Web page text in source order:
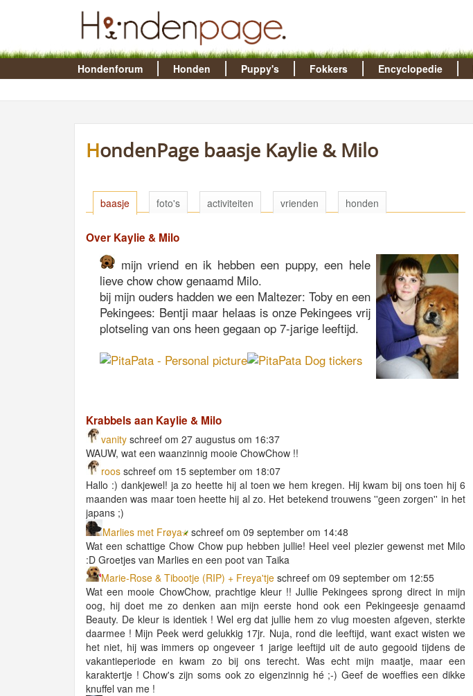
Hondenforum Honden Puppy's Fokkers Encyclopedie
HondenPage baasje Kaylie & Milo
baasje foto's activiteiten vrienden honden
Over Kaylie & Milo
mijn vriend en ik hebben een puppy, een hele
lieve chow chow genaamd Milo.
bij mijn ouders hadden we een Maltezer: Toby en een
Pekingees: Bentji maar helaas is onze Pekingees vrij
plotseling van ons heen gegaan op 7-jarige leeftijd.
Krabbels aan Kaylie & Milo
vanity schreef om 27 augustus om 16:37
WAUW, wat een waanzinnig mooie ChowChow !!
roos schreef om 15 september om 18:07
Hallo :) dankjewel! ja zo heette hij al toen we hem kregen. Hij kwam bij ons toen hij 6
maanden was maar toen heette hij al zo. Het betekend trouwens ''geen zorgen'' in het
japans ;)
Marlies met Frøya
schreef om 09 september om 14:48
Wat een schattige Chow Chow pup hebben jullie! Heel veel plezier gewenst met Milo
:D Groetjes van Marlies en een poot van Taika
Marie-Rose & Tibootje (RIP) + Freya'tje schreef om 09 september om 12:55
Wat een mooie ChowChow, prachtige kleur !! Jullie Pekingees sprong direct in mijn
oog, hij doet me zo denken aan mijn eerste hond ook een Pekingeesje genaamd
Beauty. De kleur is identiek ! Wel erg dat jullie hem zo vlug moesten afgeven, sterkte
daarmee ! Mijn Peek werd gelukkig 17jr. Nuja, rond die leeftijd, want exact wisten we
het niet, hij was immers op ongeveer 1 jarige leeftijd uit de auto gegooid tijdens de
vakantieperiode en kwam zo bij ons terecht. Was echt mijn maatje, maar een
karaktertje ! Chow's zijn soms ook zo eigenzinnig hé ;-) Geef de woeffies een dikke
knuffel van me !